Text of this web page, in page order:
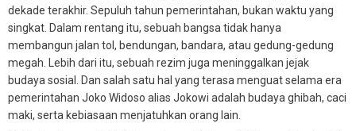
dekade terakhir. Sepuluh tahun pemerintahan, bukan waktu yang
singkat. Dalam rentang itu, sebuah bangsa tidak hanya
membangun jalan tol, bendungan, bandara, atau gedung-gedung
megah. Lebih dari itu, sebuah rezim juga meninggalkan jejak
budaya sosial. Dan salah satu hal yang terasa menguat selama era
pemerintahan Joko Widoso alias Jokowi adalah budaya ghibah, caci
maki, serta kebiasaan menjatuhkan orang lain.